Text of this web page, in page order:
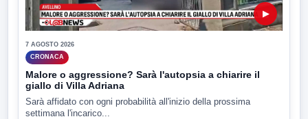
▶
7 AGOSTO 2026
CRONACA
Malore o aggressione? Sarà l'autopsia a chiarire il
giallo di Villa Adriana
Sarà affidato con ogni probabilità all'inizio della prossima
settimana l'incarico...